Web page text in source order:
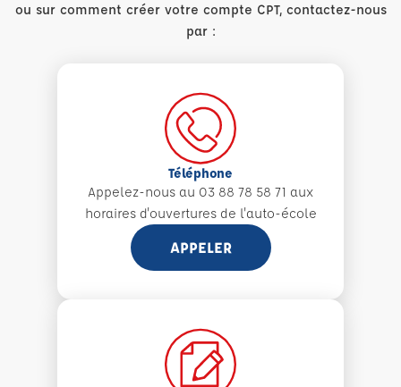
ou sur comment créer votre compte CPT, contactez-nous
par :
Téléphone
Appelez-nous au 03 88 78 58 71 aux
horaires d'ouvertures de l'auto-école
APPELER